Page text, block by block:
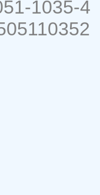
1035-4